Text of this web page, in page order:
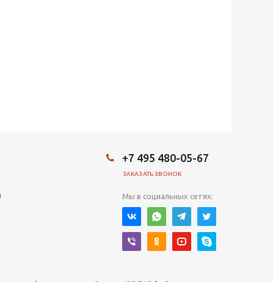
+7 495 480-05-67
ЗАКАЗАТЬ ЗВОНОК
Мы в социальных сетях: